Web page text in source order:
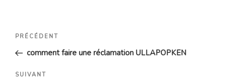
Navigation
l’article
Article
précédent
PRÉCÉDENT
comment faire une réclamation ULLAPOPKEN
Article
SUIVANT